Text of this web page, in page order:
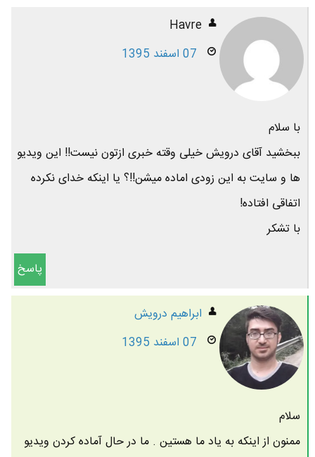
Havre
07 اسفند 1395
با سلام
ببخشید آقای درویش خیلی وقته خبری ازتون نیست!! این ویدیو
ها و سایت به این زودی اماده میشن!!؟ یا اینکه خدای نکرده
اتفاقی افتاده!
با تشکر
پاسخ
ابراهیم درویش
07 اسفند 1395
سلام
ممنون از اینکه به یاد ما هستین . ما در حال آماده کردن ویدیو